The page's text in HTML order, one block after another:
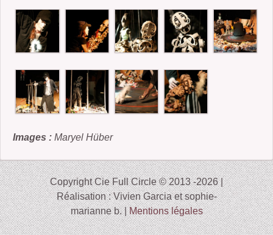
Images : Maryel Hüber
Copyright Cie Full Circle © 2013 -2026 |
Réalisation : Vivien Garcia et sophie-
marianne b. |Mentions légales